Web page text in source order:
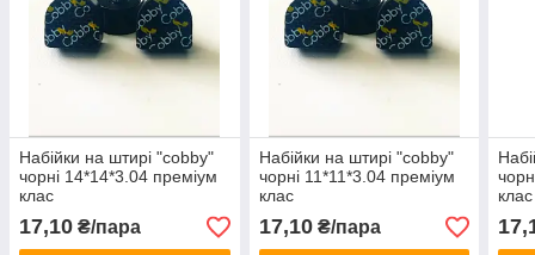
Набійки на штирі "cobby"
чорні 14*14*3.04 преміум
клас
17,10 ₴/пара
Набійки на штирі "cobby"
чорні 11*11*3.04 преміум
клас
17,10₴/пара
клас